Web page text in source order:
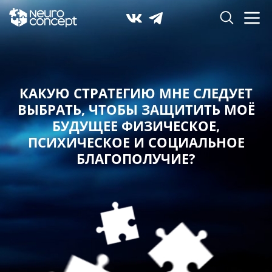
КАКУЮ СТРАТЕГИЮ МНЕ СЛЕДУЕТ
ВЫБРАТЬ,ЧТОБЫ ЗАЩИТИТЬ МОЁ
БУДУЩЕЕ ФИЗИЧЕСКОЕ,
ПСИХИЧЕСКОЕ И СОЦИАЛЬНОЕ
БЛАГОПОЛУЧИЕ?